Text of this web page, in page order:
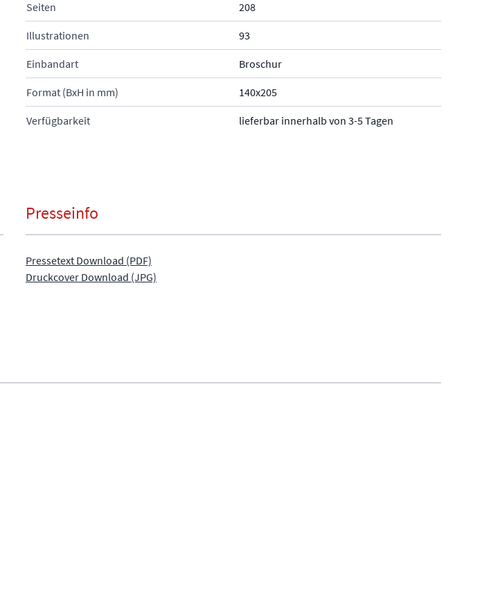
Seiten 208
Illustrationen 93
Einbandart Broschur
Format (BxH in mm) 140x205
Verfügbarkeit lieferbar innerhalb von 3-5 Tagen
Presseinfo
Pressetext Download (PDF)
Druckcover Download (JPG)